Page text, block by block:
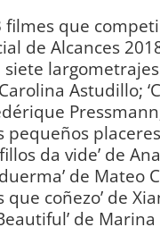
filmes que
de Alcances
Astudillo;
pequeños
da vide’ de
de Mateo
coñezo’ de
de